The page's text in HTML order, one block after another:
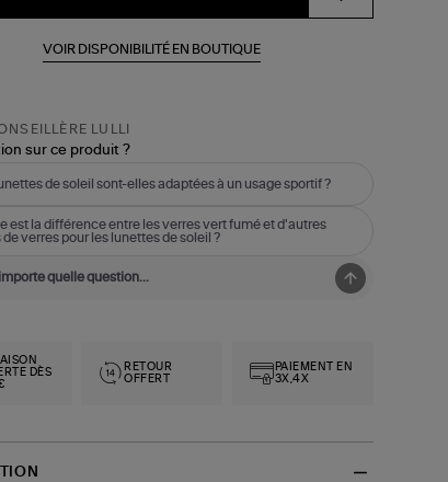
VOIR DISPONIBILITÉ EN BOUTIQUE
LULLI
sur ce produit ?
de soleil sont-elles adaptées à un usage sportif ?
est la différence entre les verres vert fumé et d'autres
verres pour les lunettes de soleil ?
DÈS
RETOUR
OFFERT
PAIEMENT EN
3X,4X